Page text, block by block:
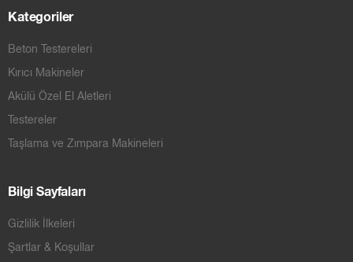
Kategoriler
Beton Testereleri
Kırıcı Makineler
Akülü Özel El Aletleri
Testereler
Taşlama ve Zımpara Makineleri
Bilgi Sayfaları
Gizlilik İlkeleri
Şartlar & Koşullar